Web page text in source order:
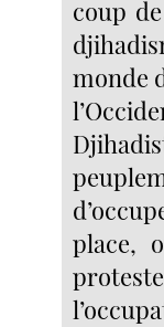
coup
monde
place,